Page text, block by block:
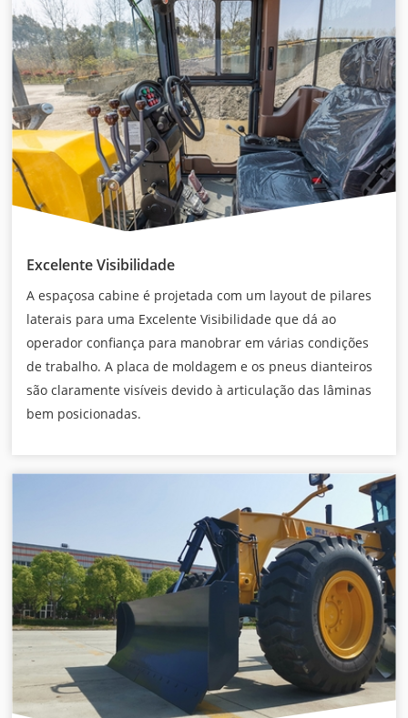
Excelente Visibilidade
A espaçosa cabine é projetada com um layout de pilares
laterais para uma Excelente Visibilidade que dá ao
operador confiança para manobrar em várias condições
de trabalho. A placa de moldagem e os pneus dianteiros
são claramente visíveis devido à articulação das lâminas
bem posicionadas.